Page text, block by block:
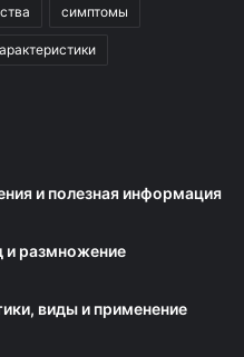
симптомы
и полезная информация
и размножение
виды и применение